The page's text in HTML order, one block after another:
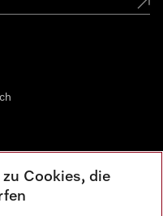
zu Cookies, die